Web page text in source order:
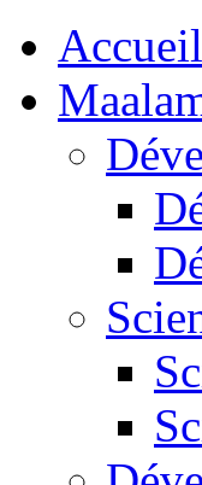
Accueil